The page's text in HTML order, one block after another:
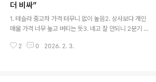
yryhQvbaFs?si=2bHMxczWleloAMNh 사실 당장
QHD가 된다고 해서16인치로 약간 커진다고 해서 뭐가 잇
점이 큰 건 아니지만,화질은 좋아질 듯 하고... 테슬라 차량
음. Meritocrat @ it's elec..
더 비싸”
1. 테슬라 중고차 가격 터무니 없이 높음2. 상사보다 개인
매물 가격 너무 높고 버티는 듯3. 네고 잘 안되니 2분기 이
차려야 - https://meritocrat.tistory.com/m/1729 한
2 0 2026. 2. 3.